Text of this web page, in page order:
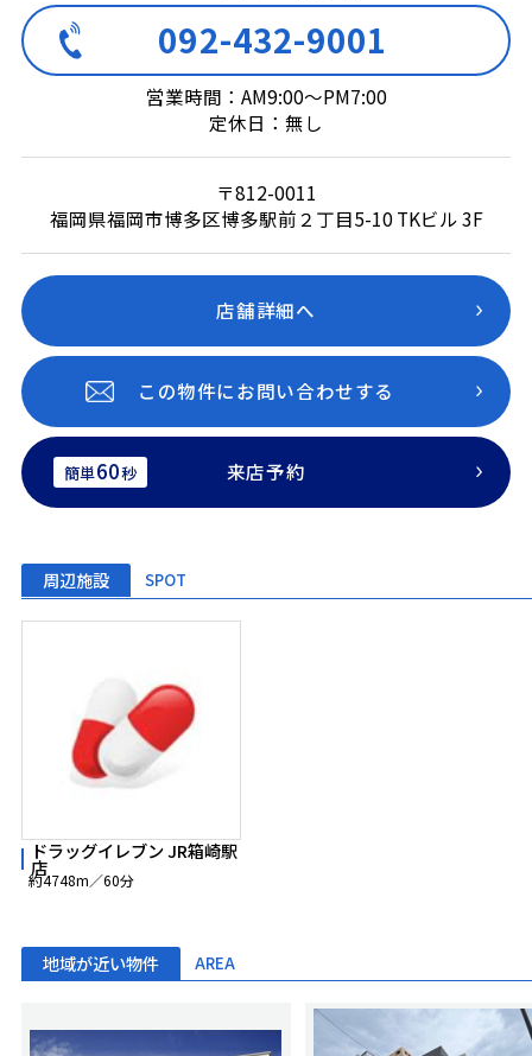
092-432-9001
営業時間：AM9:00～PM7:00
定休日：無し
〒812-0011
福岡県福岡市博多区博多駅前２丁目5-10 TKビル 3F
店舗詳細へ
この物件にお問い合わせする
簡単60秒 来店予約
周辺施設 SPOT
ドラッグイレブン JR箱崎駅
店
約4748m／60分
地域が近い物件 AREA